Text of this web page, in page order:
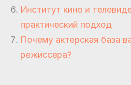
Институт кино и
практический подход
Почему актерская база
режиссера?